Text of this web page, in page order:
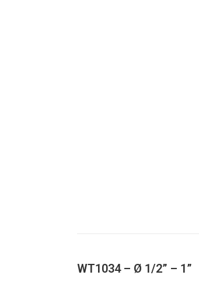
WT1034 – Ø 1/2” – 1”